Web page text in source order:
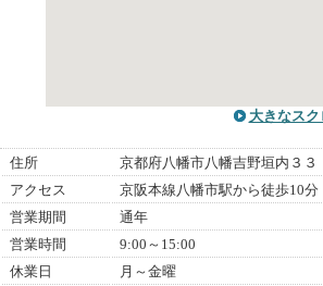
大きなスク
住所
京都府八幡市八幡吉野垣内３３
アクセス
京阪本線八幡市駅から徒歩10分
営業期間
通年
営業時間
9:00～15:00
休業日
月～金曜